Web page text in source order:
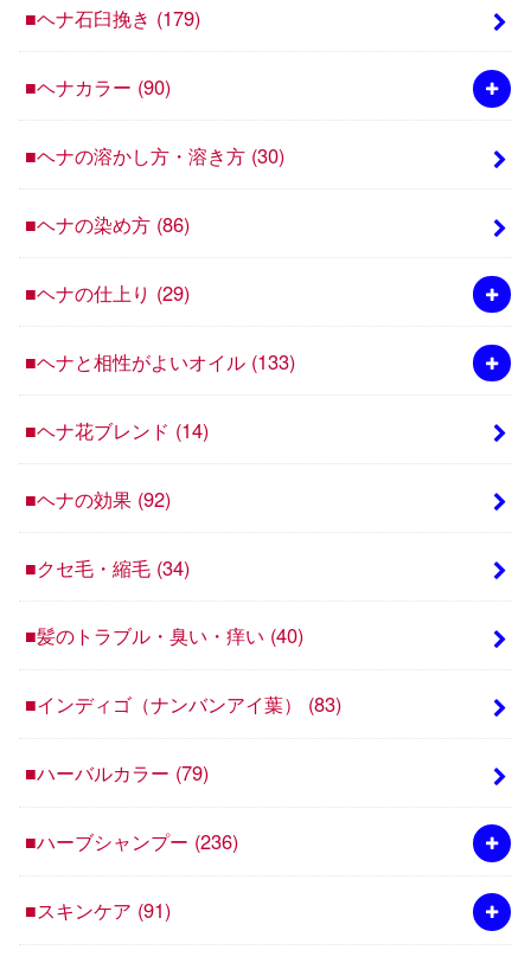
■ヘナ石臼挽き (179)
■ヘナカラー (90)
■ヘナの溶かし方・溶き方 (30)
■ヘナの染め方 (86)
■ヘナの仕上り (29)
■ヘナと相性がよいオイル (133)
■ヘナ花ブレンド (14)
■ヘナの効果 (92)
■クセ毛・縮毛 (34)
■髪のトラブル・臭い・痒い (40)
■インディゴ（ナンバンアイ葉） (83)
■ハーバルカラー (79)
■ハーブシャンプー (236)
■スキンケア (91)